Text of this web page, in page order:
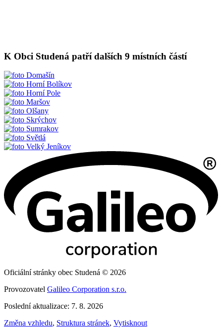
K Obci Studená patří dalších 9 místních částí
Domašín
Horní Bolíkov
Horní Pole
Maršov
Olšany
Skrýchov
Sumrakov
Světlá
Velký Jeníkov
Oficiální stránky obec Studená © 2026
Provozovatel Galileo Corporation s.r.o.
Poslední aktualizace: 7. 8. 2026
Změna vzhledu, Struktura stránek, Vytisknout